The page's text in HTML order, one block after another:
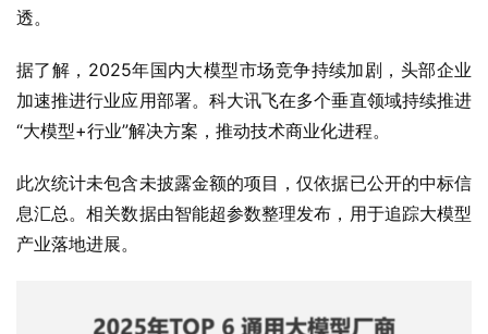
透。
据了解，2025年国内大模型市场竞争持续加剧，头部企业
加速推进行业应用部署。科大讯飞在多个垂直领域持续推进
“大模型+行业”解决方案，推动技术商业化进程。
此次统计未包含未披露金额的项目，仅依据已公开的中标信
息汇总。相关数据由智能超参数整理发布，用于追踪大模型
产业落地进展。